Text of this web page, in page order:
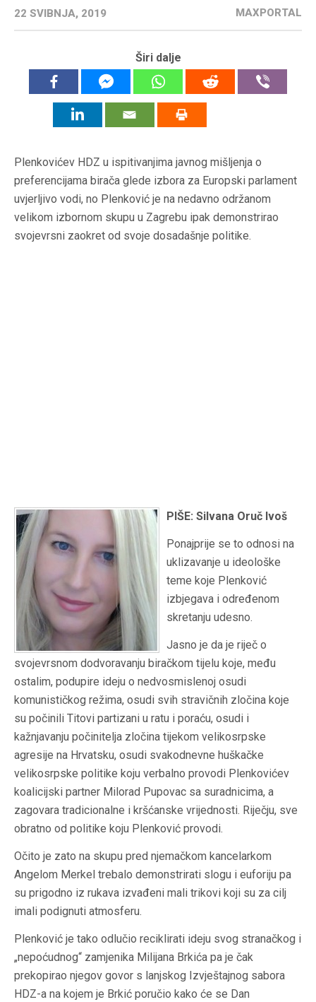
22 SVIBNJA, 2019 MAXPORTAL
Širi dalje
Plenkovićev HDZ u ispitivanjima javnog mišljenja o
preferencijama birača glede izbora za Europski parlament
uvjerljivo vodi, no Plenković je na nedavno održanom
velikom izbornom skupu u Zagrebu ipak demonstrirao
svojevrsni zaokret od svoje dosadašnje politike.
PIŠE: Silvana Oruč Ivoš
Ponajprije se to odnosi na
uklizavanje u ideološke
teme koje Plenković
izbjegava i određenom
skretanju udesno.
Jasno je da je riječ o
svojevrsnom dodvoravanju biračkom tijelu koje, među
ostalim, podupire ideju o nedvosmislenoj osudi
komunističkog režima, osudi svih stravičnih zločina koje
su počinili Titovi partizani u ratu i poraću, osudi i
kažnjavanju počinitelja zločina tijekom velikosrpske
agresije na Hrvatsku, osudi svakodnevne huškačke
velikosrpske politike koju verbalno provodi Plenkovićev
koalicijski partner Milorad Pupovac sa suradnicima, a
zagovara tradicionalne i kršćanske vrijednosti. Riječju, sve
obratno od politike koju Plenković provodi.
Očito je zato na skupu pred njemačkom kancelarkom
Angelom Merkel trebalo demonstrirati slogu i euforiju pa
su prigodno iz rukava izvađeni mali trikovi koji su za cilj
imali podignuti atmosferu.
Plenković je tako odlučio reciklirati ideju svog stranačkog i
„nepoćudnog“ zamjenika Milijana Brkića pa je čak
prekopirao njegov govor s lanjskog Izvještajnog sabora
HDZ-a na kojem je Brkić poručio kako će se Dan